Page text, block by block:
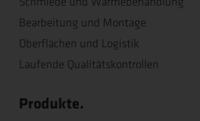
Bearbeitung und Montage
Oberflächen und Logistik
Laufende Qualitätskontrollen
Produkte.